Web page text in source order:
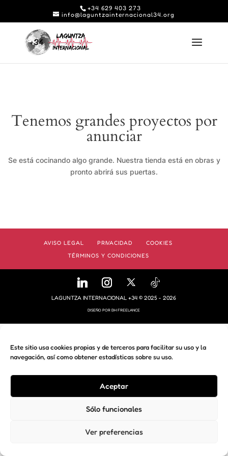
Este sitio usa cookies propias y de terceros para facilitar su uso y la
navegación, así como obtener estadísticas sobre su uso.
Aceptar
Sólo funcionales
Ver preferencias
+34 629 403 273
info@laguntzainternacional34.org
Tenemos grandes proyectos por
anunciar
Se está cocinando algo grande. Nuestra tienda está en obras y
pronto abrirá sus puertas.
AVISO LEGAL PRIVACIDAD
COOKIES
TÉRMINOS Y CONDICIONES
LAGUNTZA INTERNACIONAL +34 © 2025 - 2026
DISEÑO PORBH FREELANCE